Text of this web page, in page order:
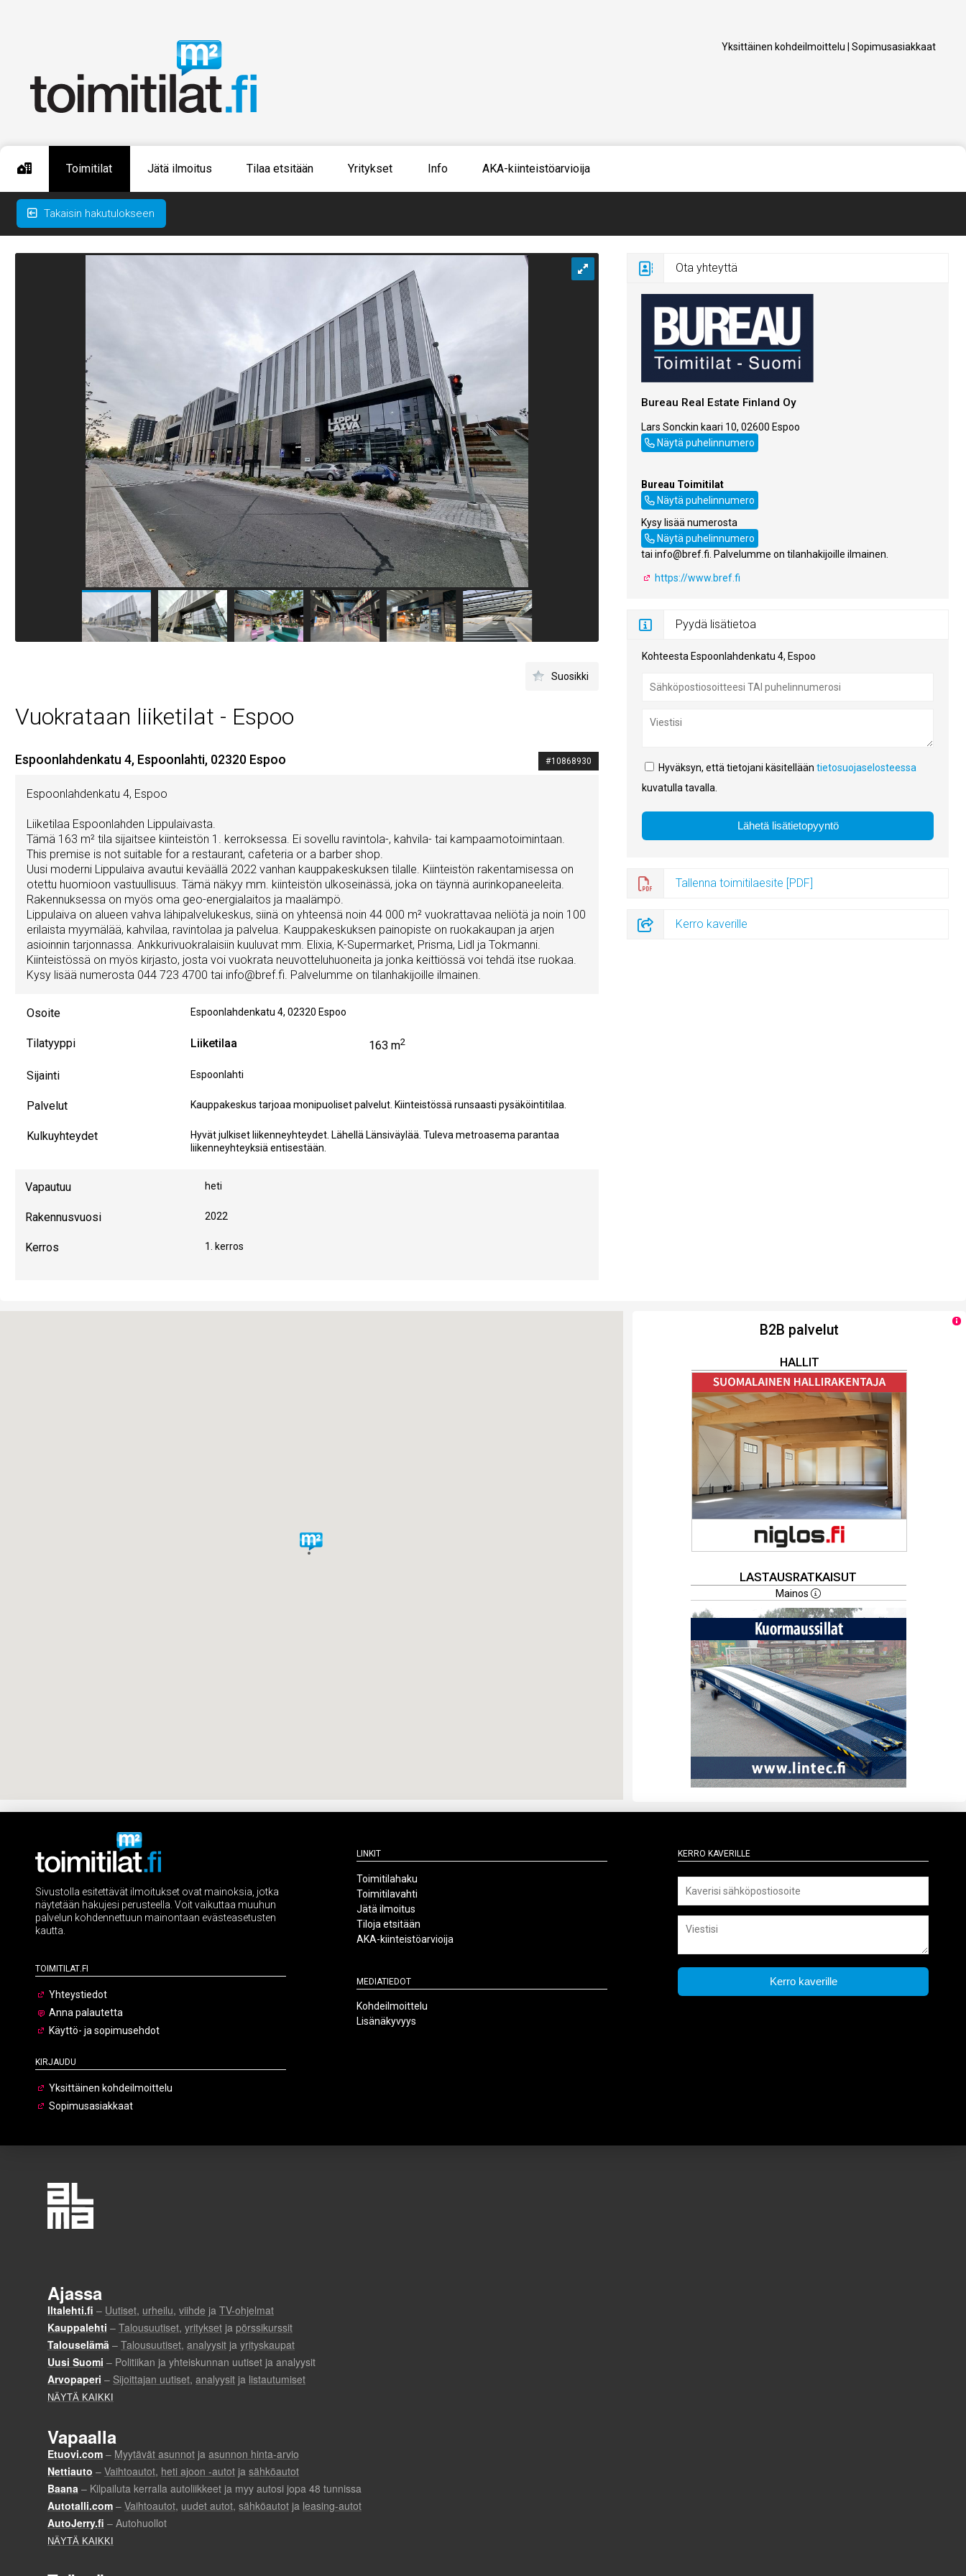
Yksittäinen kohdeilmoittelu Sopimusasiakkaat
Toimitilat Jätä ilmoitus Tilaa etsitään Yritykset Info AKA-kiinteistöarvioija
Takaisin hakutulokseen
Suosikki
Vuokrataan liiketilat - Espoo
Espoonlahdenkatu 4, Espoonlahti, 02320 Espoo #10868930
Espoonlahdenkatu 4, Espoo
Liiketilaa Espoonlahden Lippulaivasta.
Tämä 163 m² tila sijaitsee kiinteistön 1. kerroksessa. Ei sovellu ravintola-, kahvila- tai kampaamotoimintaan.
This premise is not suitable for a restaurant, cafeteria or a barber shop.
Uusi moderni Lippulaiva avautui keväällä 2022 vanhan kauppakeskuksen tilalle. Kiinteistön rakentamisessa on
otettu huomioon vastuullisuus. Tämä näkyy mm. kiinteistön ulkoseinässä, joka on täynnä aurinkopaneeleita.
Rakennuksessa on myös oma geo-energialaitos ja maalämpö.
Lippulaiva on alueen vahva lähipalvelukeskus, siinä on yhteensä noin 44 000 m² vuokrattavaa neliötä ja noin 100
erilaista myymälää, kahvilaa, ravintolaa ja palvelua. Kauppakeskuksen painopiste on ruokakaupan ja arjen
asioinnin tarjonnassa. Ankkurivuokralaisiin kuuluvat mm. Elixia, K-Supermarket, Prisma, Lidl ja Tokmanni.
Kiinteistössä on myös kirjasto, josta voi vuokrata neuvotteluhuoneita ja jonka keittiössä voi tehdä itse ruokaa.
Kysy lisää numerosta 044 723 4700 tai info@bref.fi. Palvelumme on tilanhakijoille ilmainen.
Osoite Espoonlahdenkatu 4, 02320 Espoo
Tilatyyppi Liiketilaa 163 m2
Sijainti Espoonlahti
Palvelut Kauppakeskus tarjoaa monipuoliset palvelut. Kiinteistössä runsaasti pysäköintitilaa.
Kulkuyhteydet
Hyvät julkiset liikenneyhteydet. Lähellä Länsiväylää. Tuleva metroasema parantaa
liikenneyhteyksiä entisestään.
Vapautuu heti
Rakennusvuosi 2022
Kerros 1. kerros
Ota yhteyttä
Bureau Real Estate Finland Oy
Lars Sonckin kaari 10, 02600 Espoo
Näytä puhelinnumero
044 723 4700
Bureau Toimitilat
Näytä puhelinnumero
044 723 4700
Kysy lisää numerosta
Näytä puhelinnumero
044 723 4700
tai info@bref.fi. Palvelumme on tilanhakijoille ilmainen.
https://www.bref.fi
Pyydä lisätietoa
Kohteesta Espoonlahdenkatu 4, Espoo
Hyväksyn, että tietojani käsitellääntietosuojaselosteessa
kuvatulla tavalla.
Tallenna toimitilaesite [PDF]
Kerro kaverille
B2B palvelut
HALLIT
LASTAUSRATKAISUT
Mainos
Sivustolla esitettävät ilmoitukset ovat mainoksia, jotka
näytetään hakujesi perusteella. Voit vaikuttaa muuhun
palvelun kohdennettuun mainontaan evästeasetusten
kautta.
Toimitilat.fi
Yhteystiedot
Anna palautetta
Käyttö- ja sopimusehdot
Kirjaudu
Yksittäinen kohdeilmoittelu
Sopimusasiakkaat
Linkit
Toimitilahaku
Toimitilavahti
Jätä ilmoitus
Tiloja etsitään
AKA-kiinteistöarvioija
Mediatiedot
Kohdeilmoittelu
Lisänäkyvyys
Kerro kaverille